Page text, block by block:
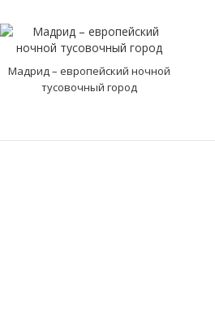
Мадрид – европейский ночной
тусовочный город